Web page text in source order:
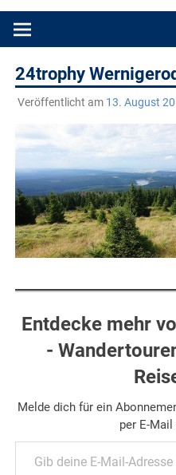
Produkttests und
24trophy
Veröffentlicht am 13. August
Entdecke mehr
-
Melde dich für ein
per E-
Gib deine E-Mail-Adresse ein ...